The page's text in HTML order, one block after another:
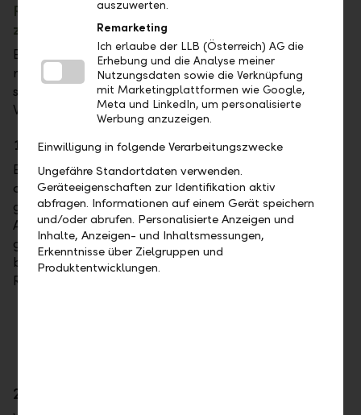
Rechtlicher Vergleich: Vorgezogene Schenkung
zu Lebzeiten vs. Erbfall
Ein Kernaspekt im Prozess ist das Timing sowie die
rechtliche Ausgestaltung der Nachfolge. Hier stehen
sich im österreichischen Recht zwei grundlegende
Wege gegenüber.
1. Die vorgezogene Unternehmensübertragung
Erfolgt die Übergabe zu Lebzeiten, durch Schenkung
oder Verkauf, schafft dies frühzeitig Klarheit. Die
größte Herausforderung liegt hier in der finanziellen
Absicherung der älteren Generation. Gründer, die ihr
gesamtes Leben in den Betrieb investiert haben,
benötigen eine angemessene Versorgung im
Ruhestand. Mögliche Modelle dafür sind:
2. Die ungeplante Übergabe durch Erbschaft
auszuwerten.
Remarketing
Ich erlaube der LLB (Österreich) AG die
Erhebung und die Analyse meiner
Nutzungsdaten sowie die Verknüpfung
mit Marketingplattformen wie Google,
Meta und LinkedIn, um personalisierte
Werbung anzuzeigen.
Einwilligung in folgende Verarbeitungszwecke
Ungefähre Standortdaten verwenden.
Geräteeigenschaften zur Identifikation aktiv
abfragen. Informationen auf einem Gerät speichern
und/oder abrufen. Personalisierte Anzeigen und
Inhalte, Anzeigen- und Inhaltsmessungen,
Erkenntnisse über Zielgruppen und
Produktentwicklungen.